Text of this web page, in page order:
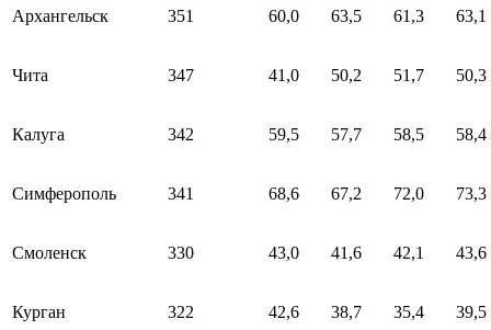
Архангельск 351 60,0 63,5 61,3 63,1
Чита 347 41,0 50,2 51,7 50,3
Калуга 342 59,5 57,7 58,5 58,4
Симферополь 341 68,6 67,2 72,0 73,3
Смоленск 330 43,0 41,6 42,1 43,6
Курган 322 42,6 38,7 35,4 39,5